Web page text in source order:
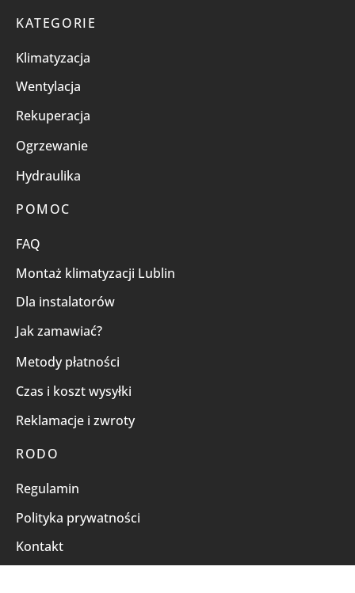
KATEGORIE
Klimatyzacja
Wentylacja
Rekuperacja
Ogrzewanie
Hydraulika
POMOC
FAQ
Montaż klimatyzacji Lublin
Dla instalatorów
Jak zamawiać?
Metody płatności
Czas i koszt wysyłki
Reklamacje i zwroty
RODO
Regulamin
Polityka prywatności
Kontakt